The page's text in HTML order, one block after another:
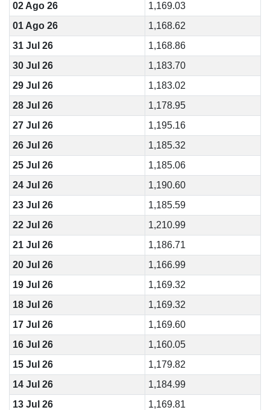
02 Ago 26
1,169.03
01 Ago 26
1,168.62
31 Jul 26
1,168.86
30 Jul 26
1,183.70
29 Jul 26
1,183.02
28 Jul 26
1,178.95
27 Jul 26
1,195.16
26 Jul 26
1,185.32
25 Jul 26
1,185.06
24 Jul 26
1,190.60
23 Jul 26
1,185.59
22 Jul 26
1,210.99
21 Jul 26
1,186.71
20 Jul 26
1,166.99
19 Jul 26
1,169.32
18 Jul 26
1,169.32
17 Jul 26
1,169.60
16 Jul 26
1,160.05
15 Jul 26
1,179.82
14 Jul 26
1,184.99
13 Jul 26
1,169.81